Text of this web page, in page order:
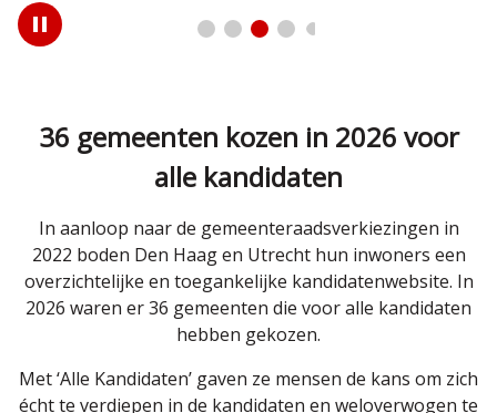
Play
/
36 gemeenten kozen in 2026 voor
alle kandidaten
In aanloop naar de gemeenteraadsverkiezingen in
2022 boden Den Haag en Utrecht hun inwoners een
overzichtelijke en toegankelijke kandidatenwebsite. In
2026 waren er 36 gemeenten die voor alle kandidaten
hebben gekozen.
Met ‘Alle Kandidaten’ gaven ze mensen de kans om zich
écht te verdiepen in de kandidaten en weloverwogen te